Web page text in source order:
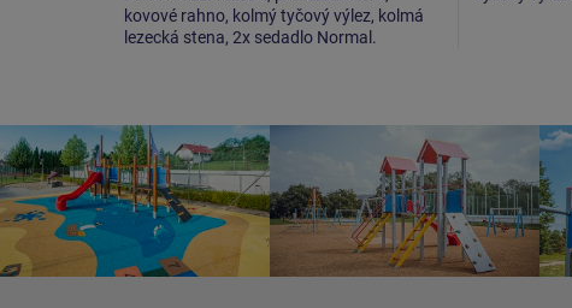
kovové rahno, kolmý tyčový výlez, kolmá
lezecká stena, 2x sedadlo Normal.